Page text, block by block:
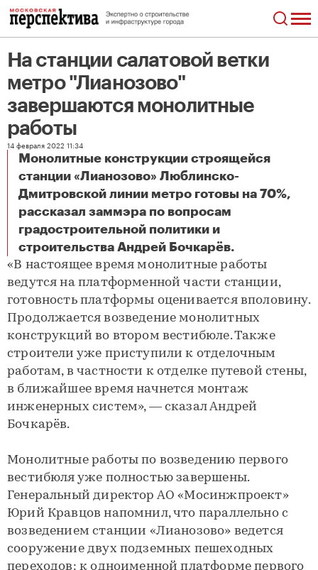
На станции салатовой ветки
метро "Лианозово"
завершаются монолитные
работы
14 февраля 2022 11:34
Монолитные конструкции строящейся
станции «Лианозово» Люблинско-
Дмитровской линии метро готовы на 70%,
рассказал заммэра по вопросам
градостроительной политики и
строительства Андрей Бочкарёв.
«В настоящее время монолитные работы
ведутся на платформенной части станции,
готовность платформы оценивается вполовину.
Продолжается возведение монолитных
конструкций во втором вестибюле. Также
строители уже приступили к отделочным
работам, в частности к отделке путевой стены,
в ближайшее время начнется монтаж
инженерных систем», — сказал Андрей
Бочкарёв.
Монолитные работы по возведению первого
вестибюля уже полностью завершены.
Генеральный директор АО «Мосинжпроект»
Юрий Кравцов напомнил, что параллельно с
возведением станции «Лианозово» ведется
сооружение двух подземных пешеходных
переходов: к одноименной платформе первого